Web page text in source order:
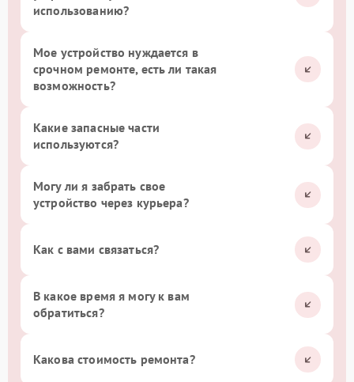
использованию?
Мое устройство нуждается в
срочном ремонте, есть ли такая
возможность?
Какие запасные части
используются?
Могу ли я забрать свое
устройство через курьера?
Как с вами связаться?
В какое время я могу к вам
обратиться?
Какова стоимость ремонта?